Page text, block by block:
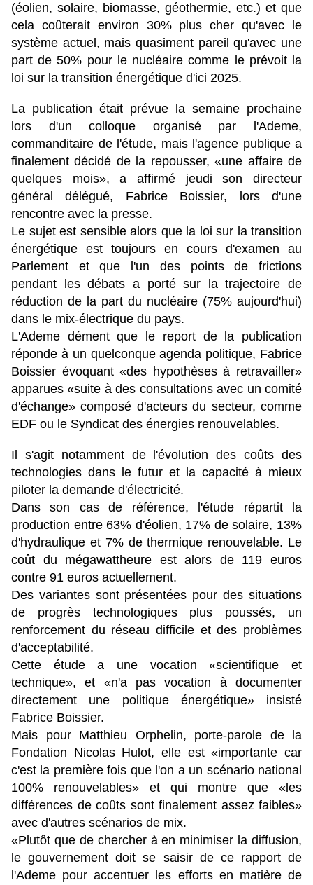
(éolien, solaire, biomasse, géothermie, etc.) et que
cela coûterait environ 30% plus cher qu'avec le
système actuel, mais quasiment pareil qu'avec une
part de 50% pour le nucléaire comme le prévoit la
loi sur la transition énergétique d'ici 2025.
La publication était prévue la semaine prochaine
lors d'un colloque organisé par l'Ademe,
commanditaire de l'étude, mais l'agence publique a
finalement décidé de la repousser, «une affaire de
quelques mois», a affirmé jeudi son directeur
général délégué, Fabrice Boissier, lors d'une
rencontre avec la presse.
Le sujet est sensible alors que la loi sur la transition
énergétique est toujours en cours d'examen au
Parlement et que l'un des points de frictions
pendant les débats a porté sur la trajectoire de
réduction de la part du nucléaire (75% aujourd'hui)
dans le mix-électrique du pays.
L'Ademe dément que le report de la publication
réponde à un quelconque agenda politique, Fabrice
Boissier évoquant «des hypothèses à retravailler»
apparues «suite à des consultations avec un comité
d'échange» composé d'acteurs du secteur, comme
EDF ou le Syndicat des énergies renouvelables.
Il s'agit notamment de l'évolution des coûts des
technologies dans le futur et la capacité à mieux
piloter la demande d'électricité.
Dans son cas de référence, l'étude répartit la
production entre 63% d'éolien, 17% de solaire, 13%
d'hydraulique et 7% de thermique renouvelable. Le
coût du mégawattheure est alors de 119 euros
contre 91 euros actuellement.
Des variantes sont présentées pour des situations
de progrès technologiques plus poussés, un
renforcement du réseau difficile et des problèmes
d'acceptabilité.
Cette étude a une vocation «scientifique et
technique», et «n'a pas vocation à documenter
directement une politique énergétique» insisté
Fabrice Boissier.
Mais pour Matthieu Orphelin, porte-parole de la
Fondation Nicolas Hulot, elle est «importante car
c'est la première fois que l'on a un scénario national
100% renouvelables» et qui montre que «les
différences de coûts sont finalement assez faibles»
avec d'autres scénarios de mix.
«Plutôt que de chercher à en minimiser la diffusion,
le gouvernement doit se saisir de ce rapport de
l'Ademe pour accentuer les efforts en matière de